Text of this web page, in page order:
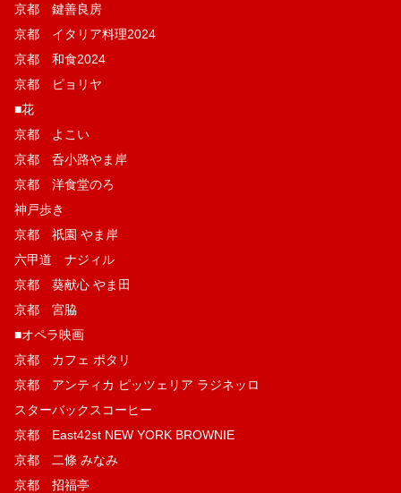
京都 鍵善良房
京都 イタリア料理2024
京都 和食2024
京都 ピョリヤ
■花
京都 よこい
京都 呑小路やま岸
京都 洋食堂のろ
神戸歩き
京都 祇園 やま岸
六甲道 ナジィル
京都 葵献心 やま田
京都 宮脇
■オペラ映画
京都 カフェ ポタリ
京都 アンティカ ピッツェリア ラジネッロ
スターバックスコーヒー
京都 East42st NEW YORK BROWNIE
京都 二條 みなみ
京都 招福亭